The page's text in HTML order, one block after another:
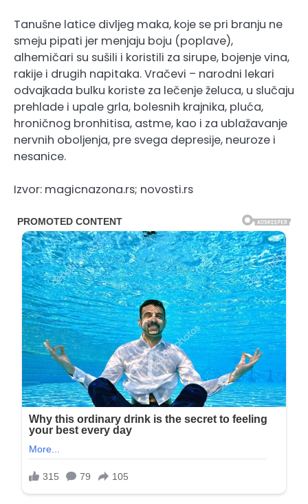
Tanušne latice divljeg maka, koje se pri branju ne
smeju pipati jer menjaju boju (poplave),
alhemičari su sušili i koristili za sirupe, bojenje vina,
rakije i drugih napitaka. Vračevi – narodni lekari
odvajkada bulku koriste za lečenje želuca, u slučaju
prehlade i upale grla, bolesnih krajnika, pluća,
hroničnog bronhitisa, astme, kao i za ublažavanje
nervnih oboljenja, pre svega depresije, neuroze i
nesanice.
Izvor: magicnazona.rs; novosti.rs